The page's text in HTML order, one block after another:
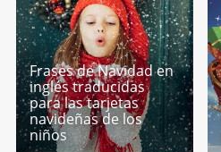
Frases de Navidad en
inglés traducidas
para las tarjetas
navideñas de los
niños